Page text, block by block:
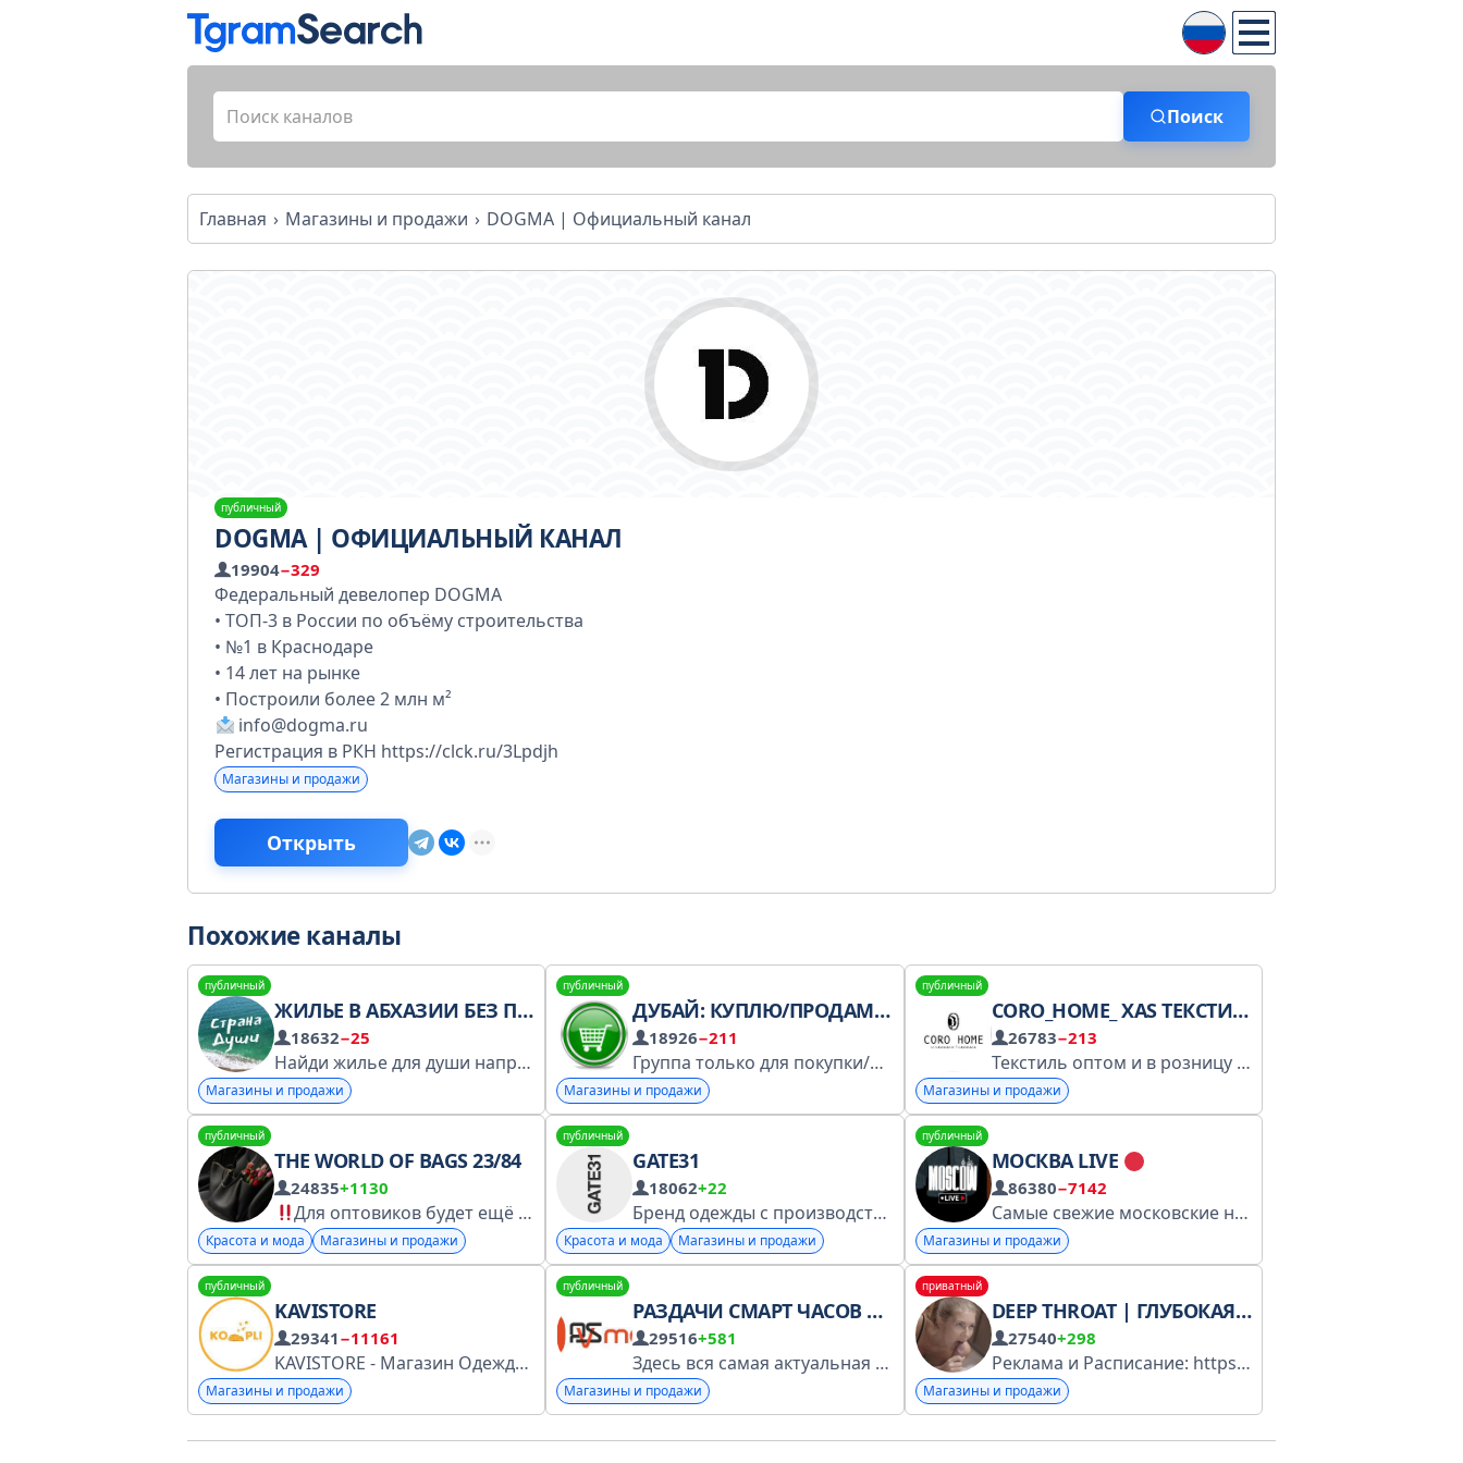
Поиск
Главная Магазины и продажи DOGMA | Официальный канал
публичный
DOGMA | ОФИЦИАЛЬНЫЙ КАНАЛ
19904−329
Федеральный девелопер DOGMA
• ТОП-3 в России по объёму строительства
• №1 в Краснодаре
• 14 лет на рынке
• Построили более 2 млн м²
info@dogma.ru
Регистрация в РКН https://clck.ru/3Lpdjh
Магазины и продажи
Открыть
Похожие каналы
публичный
ЖИЛЬЕ В АБХАЗИИ БЕЗ ПОСРЕДНИКОВ
18632−25
Найди жилье для души напрямую от собственников в Абхазии Размещение объявлений/реклама: @levinamur Мы в ВК: vk.com/
Магазины и продажи
публичный
ДУБАЙ: КУПЛЮ/ПРОДАМ/ОТДАМ ДАРОМ
18926−211
Группа только для покупки/продажи только личных вещей Ссылки запрещены Бизнес, коммерция, продажа недвижимости только через @oaeinfbot Правила группы: https://t.me/dubaichats8/2 Разместить пост - @oaeinfbot Админ - @oaechatbot Все чаты ОАЭ @oae_info
Магазины и продажи
публичный
CORO_HOME_ XAS ТЕКСТИЛЬ
26783−213
Текстиль оптом и в розницу Прямые поставки из Турции и Китая
Магазины и продажи
публичный
THE WORLD OF BAGS 23/84
24835+1130
Для оптовиков будет ещё дополнительная скидка Ватсап 89999707220 Мукамил ТК САДОВОД 23 ЛИНИЯ
Красота и мода Магазины и продажи
публичный
GATE31
18062+22
Бренд одежды с производством в Санкт–Петербурге. Единственный аккаунт поддержки в telegram: @gate31_online На связи с 9:00 до 21:00 (МСК) Адреса магазинов: www.gate31.ru/page/stores Интернет–магазин: www.gate31.ru Заявление на регистрацию №677175
Красота и мода Магазины и продажи
публичный
МОСКВА LIVE
86380−7142
Самые свежие московские новости без пропаганды
Магазины и продажи
публичный
KAVISTORE
29341−11161
KAVISTORE - Магазин Oдежда и Обуви . Наш менеджер @kavi_manager Наш сайт https://kavistore.online Наш инстаграм
Магазины и продажи
публичный
РАЗДАЧИ СМАРТ ЧАСОВ И АКСЕССУАРОВ
29516+581
Здесь вся самая актуальная информация по нашим раздачам
Магазины и продажи
приватный
DEEP THROAT | ГЛУБОКАЯ ГЛОТКА
27540+298
Реклама и Расписание: https://tagio.pro/channel/16066/ Бот для покупки рекламы: https://t.me/deep_throat_asdbot
Магазины и продажи